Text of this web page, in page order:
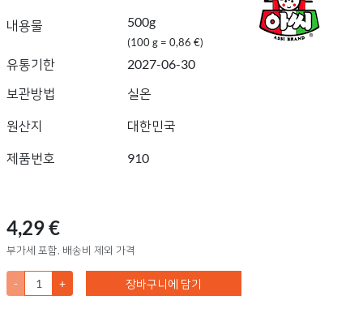
내용물 500g
(100 g = 0,86 €)
유통기한
2027-06-30
보관방법
실온
원산지 대한민국
제품번호 910
4,29 €
부가세 포함, 배송비 제외 가격
- + 장바구니에 담기